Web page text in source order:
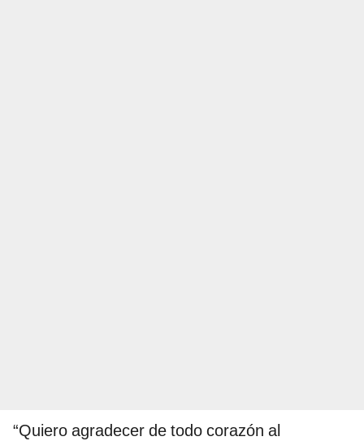
“Quiero agradecer de todo corazón al